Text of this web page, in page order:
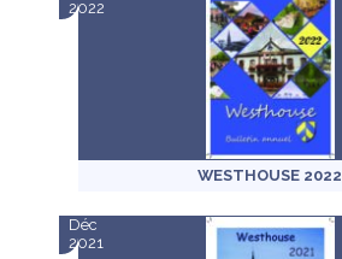
2022
WESTHOUSE 2022
Déc
2021